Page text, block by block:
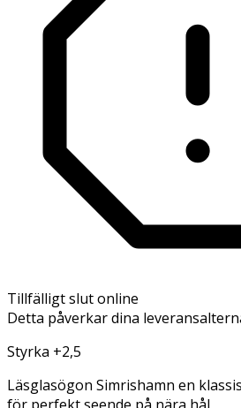
Tillfälligt slut online
Detta påverkar dina
Styrka +2,5
Läsglasögon Simrishamn en
för perfekt seende på nära hål